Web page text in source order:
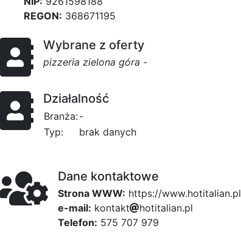
REGON: 368671195
Wybrane z oferty
pizzeria zielona góra -
Działalność
Branża:-
Typ:
brak danych
Dane kontaktowe
Strona WWW: https://www.hotitalian.pl
e-mail: kond92
takt h02
ot0e0
ita2
lian.pl
Telefon: 575 707 979